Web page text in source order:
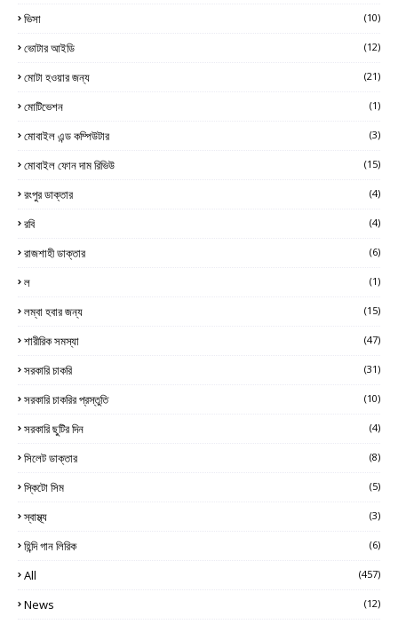
ভিসা (10)
ভোটার আইডি (12)
মোটা হওয়ার জন্য (21)
মোটিভেশন (1)
মোবাইল এন্ড কম্পিউটার (3)
মোবাইল ফোন দাম রিভিউ (15)
রংপুর ডাক্তার (4)
রবি (4)
রাজশাহী ডাক্তার (6)
ল (1)
লম্বা হবার জন্য (15)
শারীরিক সমস্যা (47)
সরকারি চাকরি (31)
সরকারি চাকরির প্রস্তুতি (10)
সরকারি ছুটির দিন (4)
সিলেট ডাক্তার (8)
স্কিটো সিম (5)
স্বাস্থ্য (3)
হিন্দি গান লিরিক (6)
All (457)
News (12)